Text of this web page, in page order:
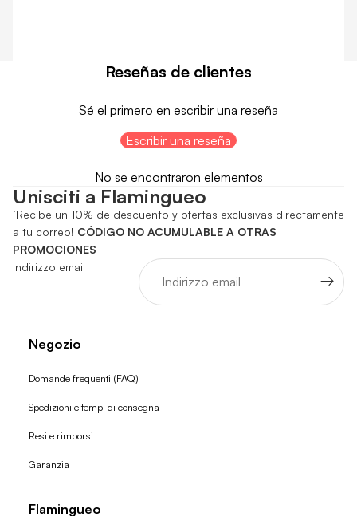
Reseñas de clientes
Sé el primero en escribir una reseña
Escribir una reseña
No se encontraron elementos
Unisciti a Flamingueo
¡Recibe un 10% de descuento y ofertas exclusivas directamente
a tu correo! CÓDIGO NO ACUMULABLE A OTRAS
PROMOCIONES
Indirizzo email
Negozio
Domande frequenti (FAQ)
Spedizioni e tempi di consegna
Resi e rimborsi
Garanzia
Flamingueo